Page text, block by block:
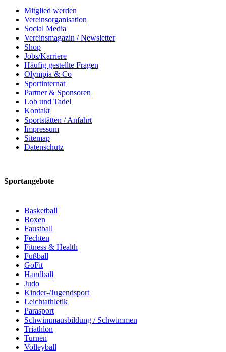
Mitglied werden
Vereinsorganisation
Social Media
Vereinsmagazin / Newsletter
Shop
Jobs/Karriere
Häufig gestellte Fragen
Olympia & Co
Sportinternat
Partner & Sponsoren
Lob und Tadel
Kontakt
Sportstätten / Anfahrt
Impressum
Sitemap
Datenschutz
Sportangebote
Basketball
Boxen
Faustball
Fechten
Fitness & Health
Fußball
GoFit
Handball
Judo
Kinder-/Jugendsport
Leichtathletik
Parasport
Schwimmausbildung / Schwimmen
Triathlon
Turnen
Volleyball